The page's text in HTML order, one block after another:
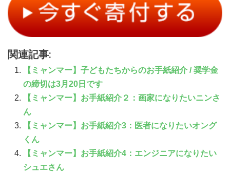
関連記事:
【ミャンマー】子どもたちからのお手紙紹介 / 奨学金
の締切は3月20日です
【ミャンマー】お手紙紹介２：画家になりたいニンさ
ん
【ミャンマー】お手紙紹介3：医者になりたいオング
くん
【ミャンマー】お手紙紹介4：エンジニアになりたい
シュエさん